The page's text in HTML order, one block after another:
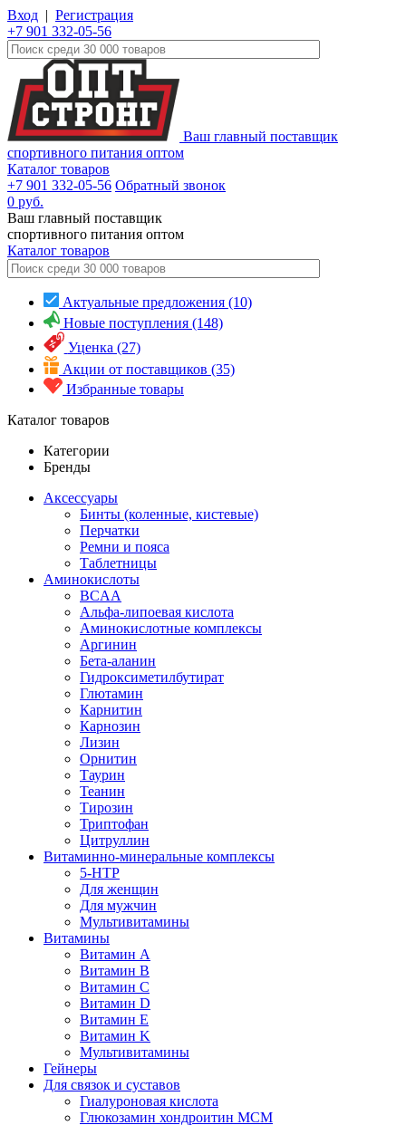
Вход | Регистрация
+7 901 332-05-56
Ваш главный поставщик
спортивного питания оптом
Каталог товаров
+7 901 332-05-56 Обратный звонок
0 руб.
Ваш главный поставщик
спортивного питания оптом
Каталог товаров
Актуальные предложения (10)
Новые поступления (148)
Уценка (27)
Акции от поставщиков (35)
Избранные товары
Каталог товаров
Категории
Бренды
Аксессуары
Бинты (коленные, кистевые)
Перчатки
Ремни и пояса
Таблетницы
Аминокислоты
BCAA
Альфа-липоевая кислота
Аминокислотные комплексы
Аргинин
Бета-аланин
Гидроксиметилбутират
Глютамин
Карнитин
Карнозин
Лизин
Орнитин
Таурин
Теанин
Тирозин
Триптофан
Цитруллин
Витаминно-минеральные комплексы
5-HTP
Для женщин
Для мужчин
Мультивитамины
Витамины
Витамин A
Витамин B
Витамин C
Витамин D
Витамин E
Витамин K
Мультивитамины
Гейнеры
Для связок и суставов
Гиалуроновая кислота
Глюкозамин хондроитин МСМ